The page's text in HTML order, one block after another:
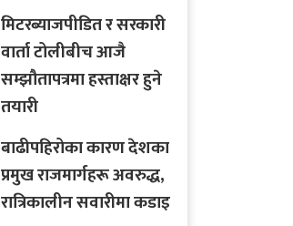
मिटरब्याजपीडित र सरकारी
वार्ता टोलीबीच आजै
सम्झौतापत्रमा हस्ताक्षर हुने
तयारी
बाढीपहिरोका कारण देशका
प्रमुख राजमार्गहरू अवरुद्ध,
रात्रिकालीन सवारीमा कडाइ